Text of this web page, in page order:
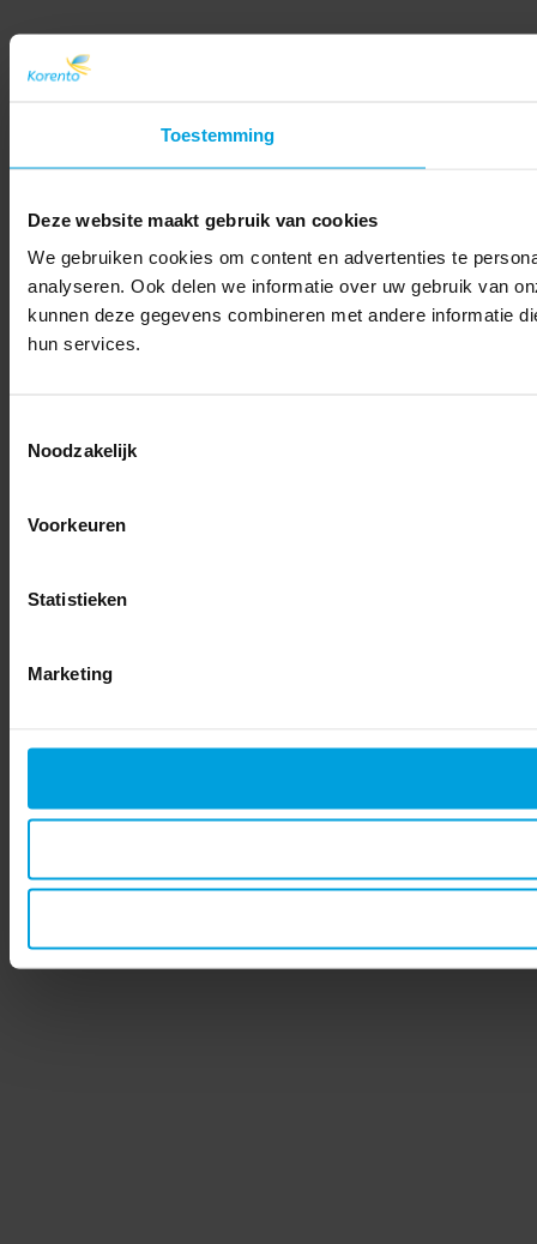
Toestemming
Deze website maakt gebruik van cookies
We gebruiken cookies om content en advertenties te
analyseren. Ook delen we informatie over uw gebruik van
kunnen deze gegevens combineren met andere informatie
hun services.
Noodzakelijk
Voorkeuren
Statistieken
Marketing